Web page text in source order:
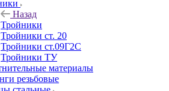
Назад
Тройники
Тройники ст. 20
Тройники ст.09Г2С
Тройники ТУ
материалы
резьбовые